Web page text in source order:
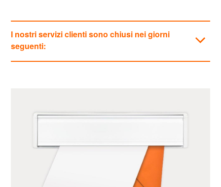
I nostri servizi clienti sono chiusi nei giorni
seguenti: